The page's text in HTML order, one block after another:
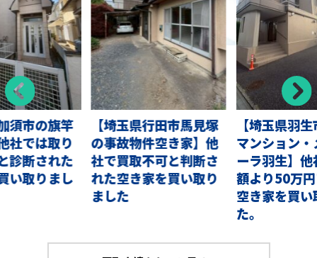
須市の旗竿
社では取り
診断された
い取りまし
【埼玉県行田市馬見塚
の事故物件空き家】他
社で買取不可と判断さ
れた空き家を買い取り
ました
【埼玉県羽
マンション
ーラ羽生】
額より50万
空き家を買
た。